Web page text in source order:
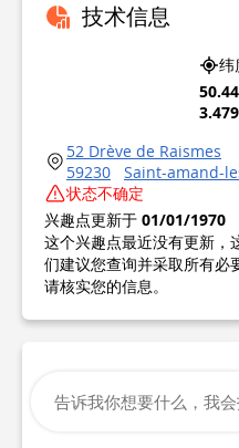
技术信息
纬
52 Drève de Raismes
59230
Saint-amand-
状态不确定
兴趣点更新于 01/01/1970
这个兴趣点最近没有更新，
们建议您查询并采取所有必
请核实您的信息。
告诉我你想要什么，我